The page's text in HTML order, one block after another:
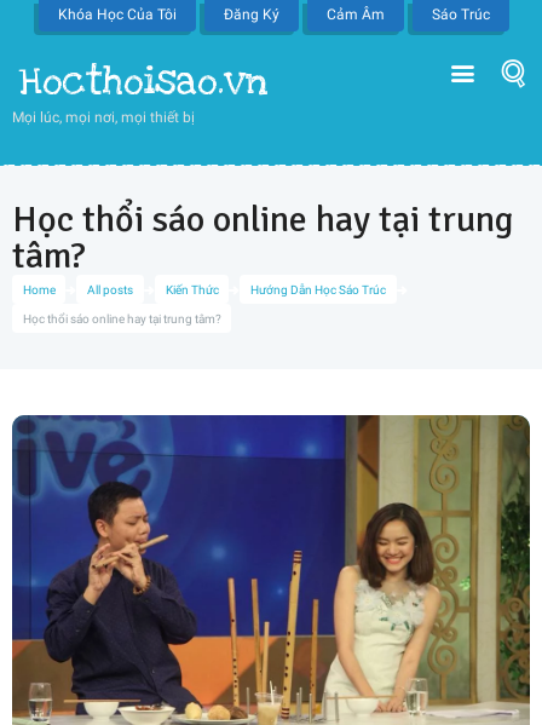
Khóa Học Của Tôi Đăng Ký Cảm Âm Sáo Trúc
Hocthoisao.vn
Mọi lúc, mọi nơi, mọi thiết bị
Home All posts Kiến Thức Hướng Dẫn Học Sáo Trúc
Học thổi sáo online hay tại trung tâm?
Học thổi sáo online hay tại trung
tâm?